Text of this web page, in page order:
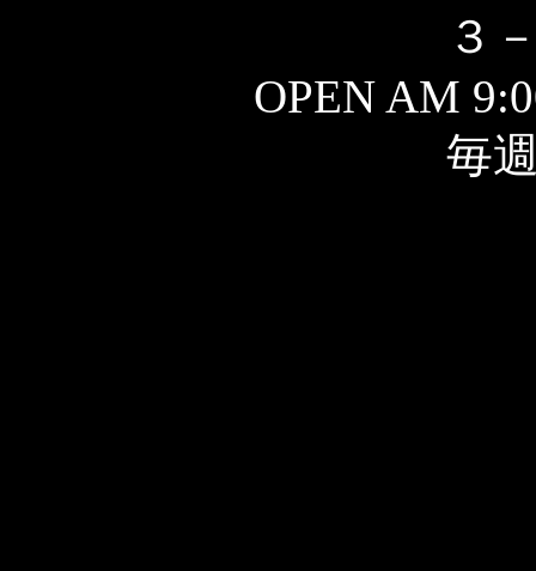
３
OPEN AM
毎